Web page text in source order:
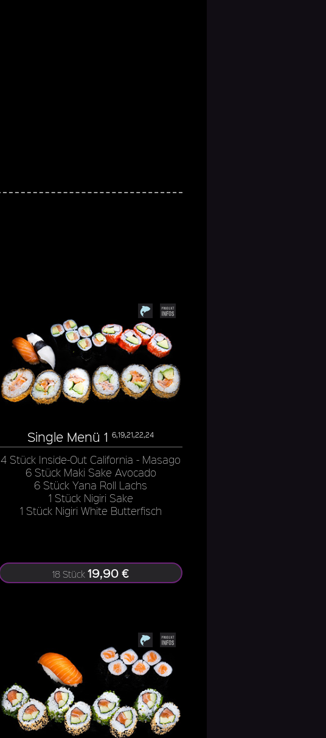
Single Menü 1 6,19,21,22,24
4 Stück Inside-Out California - Masago
6 Stück Maki Sake Avocado
6 Stück Yana Roll Lachs
1 Stück Nigiri Sake
1 Stück Nigiri White Butterfisch
18 Stück 19,90 €